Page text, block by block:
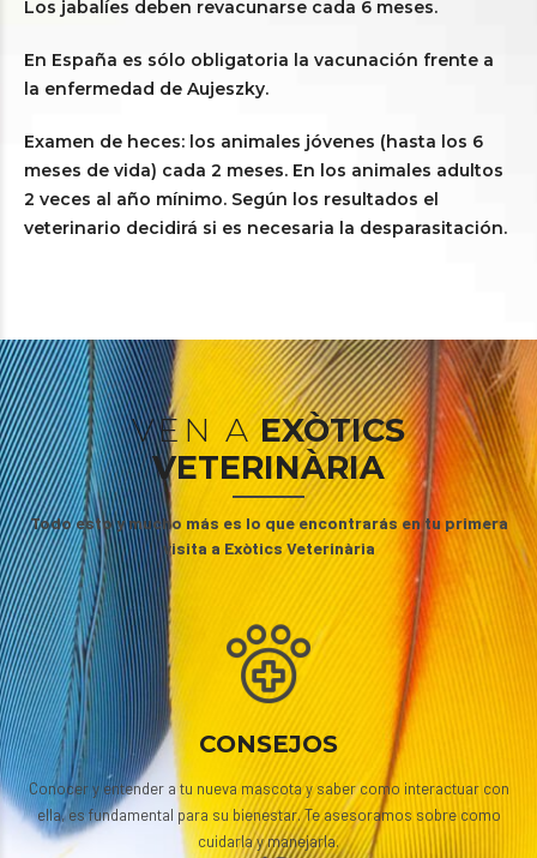
Los jabalíes deben revacunarse cada 6 meses.
En España es sólo obligatoria la vacunación frente a
la enfermedad de Aujeszky.
Examen de heces: los animales jóvenes (hasta los 6
meses de vida) cada 2 meses. En los animales adultos
2 veces al año mínimo. Según los resultados el
veterinario decidirá si es necesaria la desparasitación.
VEN AEXÒTICS
VETERINÀRIA
Todo esto y mucho más es lo que encontrarás en tu primera
visita a Exòtics Veterinària
CONSEJOS
Conocer y entender a tu nueva mascota y saber como interactuar con
ella, es fundamental para su bienestar. Te asesoramos sobre como
cuidarla y manejarla.